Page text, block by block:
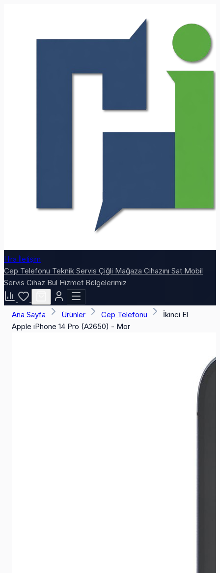
Hira İletişim
Cep Telefonu Teknik Servis Çiğli Mağaza Cihazını Sat Mobil
Servis Cihaz Bul Hizmet Bölgelerimiz
Ana Sayfa Ürünler Cep Telefonu
İkinci El
Apple iPhone 14 Pro (A2650) - Mor